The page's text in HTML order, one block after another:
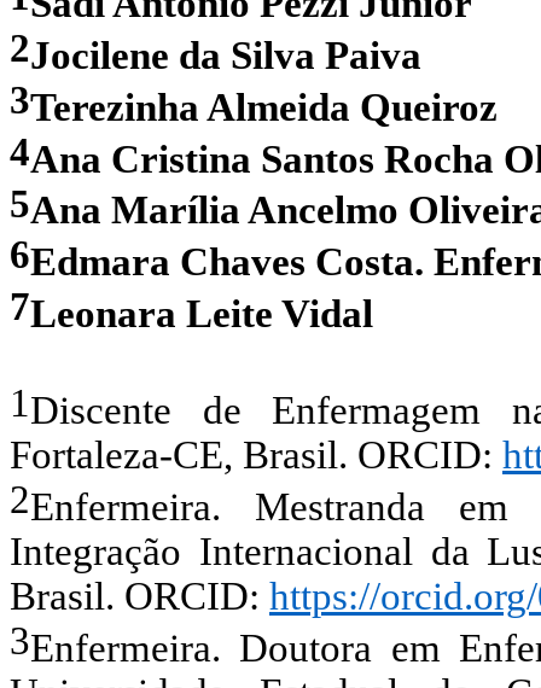
2Jocilene da Silva Paiva
3Terezinha Almeida Queiroz
4Ana Cristina Santos Rocha
5Ana Marília Ancelmo
6Edmara Chaves Costa.
7Leonara Leite Vidal
1Discente de Enfermagem
Fortaleza-CE, Brasil. ORCID:
2Enfermeira. Mestranda
Integração Internacional da
Brasil. ORCID: https://
3Enfermeira. Doutora em